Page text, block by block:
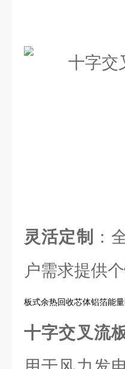
灵活定制
：
户需求提供
板式余热回收芯体铝箔能
十字交叉流